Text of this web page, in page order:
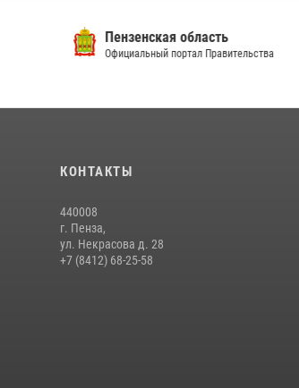
Пензенская область
Официальный портал Правительства
КОНТАКТЫ
440008
г. Пенза,
ул. Некрасова д. 28
+7 (8412) 68-25-58